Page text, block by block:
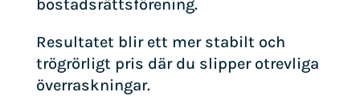
bostadsrättsförening.
Resultatet blir ett mer stabilt och
trögrörligt pris där du slipper otrevliga
överraskningar.